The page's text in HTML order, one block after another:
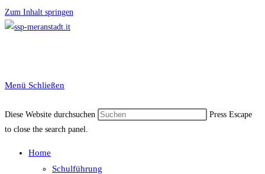
Zum Inhalt springen
Menü Schließen
Diese Website durchsuchen
Press Escape
to close the search panel.
Home
Schulführung